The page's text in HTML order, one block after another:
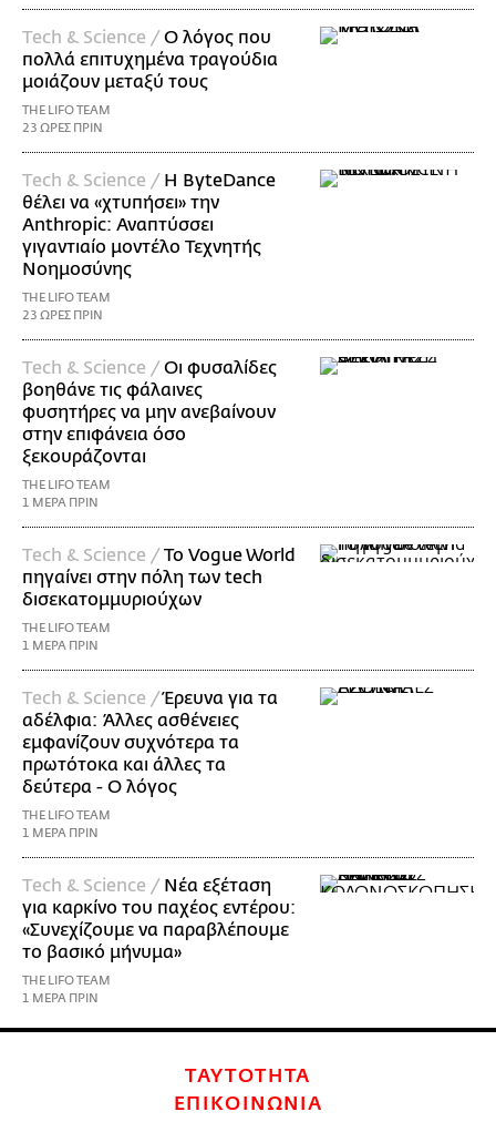
Τech & Science / Ο λόγος που
πολλά επιτυχημένα τραγούδια
μοιάζουν μεταξύ τους
THE LIFO TEAM
23 ΩΡΕΣ ΠΡΙΝ
Τech & Science / Η ByteDance
θέλει να «χτυπήσει» την
Anthropic: Αναπτύσσει
γιγαντιαίο μοντέλο Τεχνητής
Νοημοσύνης
THE LIFO TEAM
23 ΩΡΕΣ ΠΡΙΝ
Τech & Science / Οι φυσαλίδες
βοηθάνε τις φάλαινες
φυσητήρες να μην ανεβαίνουν
στην επιφάνεια όσο
ξεκουράζονται
THE LIFO TEAM
1 ΜΕΡΑ ΠΡΙΝ
Τech & Science / Το Vogue World
πηγαίνει στην πόλη των tech
δισεκατομμυριούχων
THE LIFO TEAM
1 ΜΕΡΑ ΠΡΙΝ
Τech & Science /Έρευνα για τα
αδέλφια: Άλλες ασθένειες
εμφανίζουν συχνότερα τα
πρωτότοκα και άλλες τα
δεύτερα - Ο λόγος
THE LIFO TEAM
1 ΜΕΡΑ ΠΡΙΝ
Τech & Science / Νέα εξέταση
για καρκίνο του παχέος εντέρου:
«Συνεχίζουμε να παραβλέπουμε
το βασικό μήνυμα»
THE LIFO TEAM
1 ΜΕΡΑ ΠΡΙΝ
ΤΑΥΤΟΤΗΤΑ
ΕΠΙΚΟΙΝΩΝΙΑ